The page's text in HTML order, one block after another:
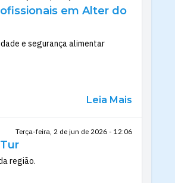
em Alter do
e segurança alimentar
Leia Mais
Terça-feira, 2 de jun de 2026 - 12:06
região.